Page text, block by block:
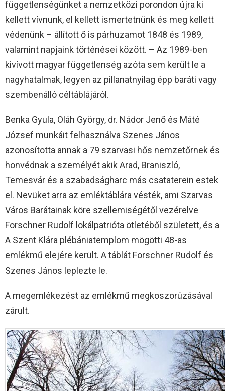
függetlenségünket a nemzetközi porondon újra ki
kellett vívnunk, el kellett ismertetnünk és meg kellett
védenünk – állított ő is párhuzamot 1848 és 1989,
valamint napjaink történései között. – Az 1989-ben
kivívott magyar függetlenség azóta sem került le a
nagyhatalmak, legyen az pillanatnyilag épp baráti vagy
szembenálló céltáblájáról.
Benka Gyula, Oláh György, dr. Nádor Jenő és Máté
József munkáit felhasználva Szenes János
azonosította annak a 79 szarvasi hős nemzetőrnek és
honvédnak a személyét akik Arad, Braniszló,
Temesvár és a szabadságharc más csataterein estek
el. Nevüket arra az emléktáblára vésték, ami Szarvas
Város Barátainak köre szellemiségétől vezérelve
Forschner Rudolf lokálpatrióta ötletéből született, és a
A Szent Klára plébániatemplom mögötti 48-as
emlékmű elejére került. A táblát Forschner Rudolf és
Szenes János leplezte le.
A megemlékezést az emlékmű megkoszorúzásával
zárult.